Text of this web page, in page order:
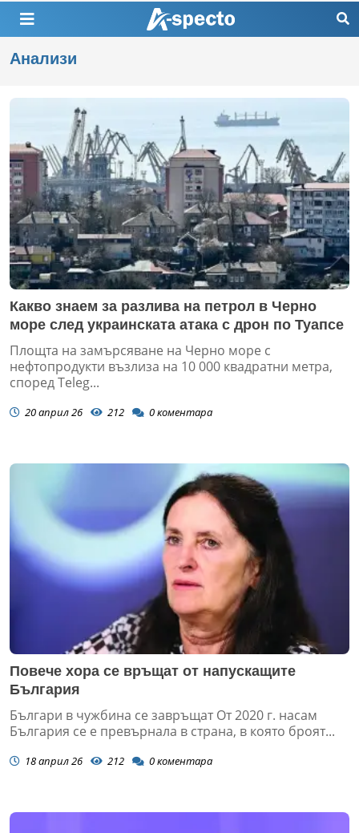
Анализи
Какво знаем за разлива на петрол в Черно
море след украинската атака с дрон по Туапсе
Площта на замърсяване на Черно море с
нефтопродукти възлиза на 10 000 квадратни метра,
според Teleg...
20 април 26 212 0коментара
Повече хора се връщат от напускащите
България
Българи в чужбина се завръщат От 2020 г. насам
България се е превърнала в страна, в която броят...
18 април 26 212 0коментара